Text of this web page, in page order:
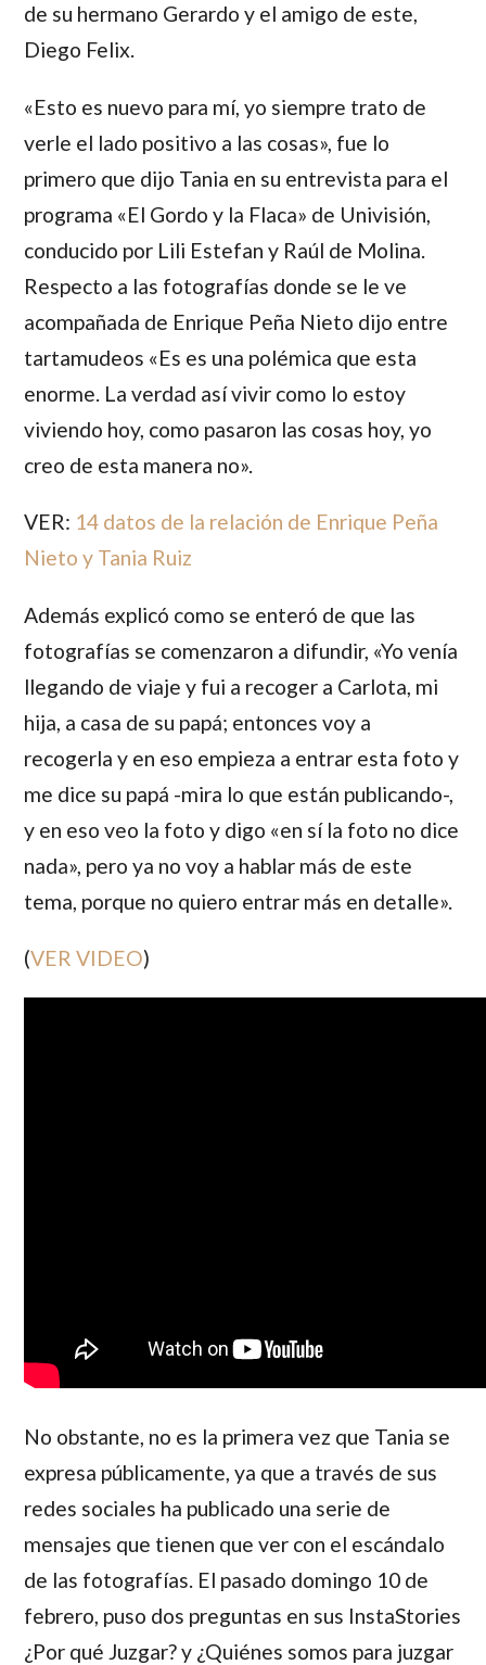
de su hermano Gerardo y el amigo de este,
Diego Felix.
«Esto es nuevo para mí, yo siempre trato de
verle el lado positivo a las cosas», fue lo
primero que dijo Tania en su entrevista para el
programa «El Gordo y la Flaca» de Univisión,
conducido por Lili Estefan y Raúl de Molina.
Respecto a las fotografías donde se le ve
acompañada de Enrique Peña Nieto dijo entre
tartamudeos «Es es una polémica que esta
enorme. La verdad así vivir como lo estoy
viviendo hoy, como pasaron las cosas hoy, yo
creo de esta manera no».
VER: 14 datos de la relación de Enrique Peña
Nieto y Tania Ruiz
Además explicó como se enteró de que las
fotografías se comenzaron a difundir, «Yo venía
llegando de viaje y fui a recoger a Carlota, mi
hija, a casa de su papá; entonces voy a
recogerla y en eso empieza a entrar esta foto y
me dice su papá -mira lo que están publicando-,
y en eso veo la foto y digo «en sí la foto no dice
nada», pero ya no voy a hablar más de este
tema, porque no quiero entrar más en detalle».
(VER VIDEO)
No obstante, no es la primera vez que Tania se
expresa públicamente, ya que a través de sus
redes sociales ha publicado una serie de
mensajes que tienen que ver con el escándalo
de las fotografías. El pasado domingo 10 de
febrero, puso dos preguntas en sus InstaStories
¿Por qué Juzgar? y ¿Quiénes somos para juzgar